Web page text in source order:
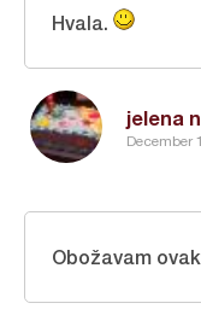
jelena
December
Hvala.
Obožavam